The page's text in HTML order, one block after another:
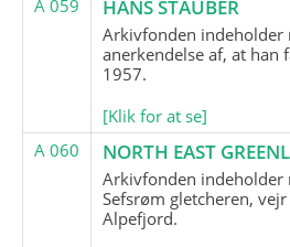
A 059
HANS STAUBER
Arkivfonden indeholder
anerkendelse af, at
1957.
[Klik for at se]
A 060
NORTH EAST
Arkivfonden
Sefsrøm gletcheren,
Alpefjord.